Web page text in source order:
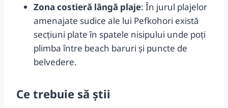
Zona costieră lângă plaje: În jurul plajelor
amenajate sudice ale lui Pefkohori există
secțiuni plate în spatele nisipului unde poți
plimba între beach baruri și puncte de
belvedere.
Ce trebuie să știi